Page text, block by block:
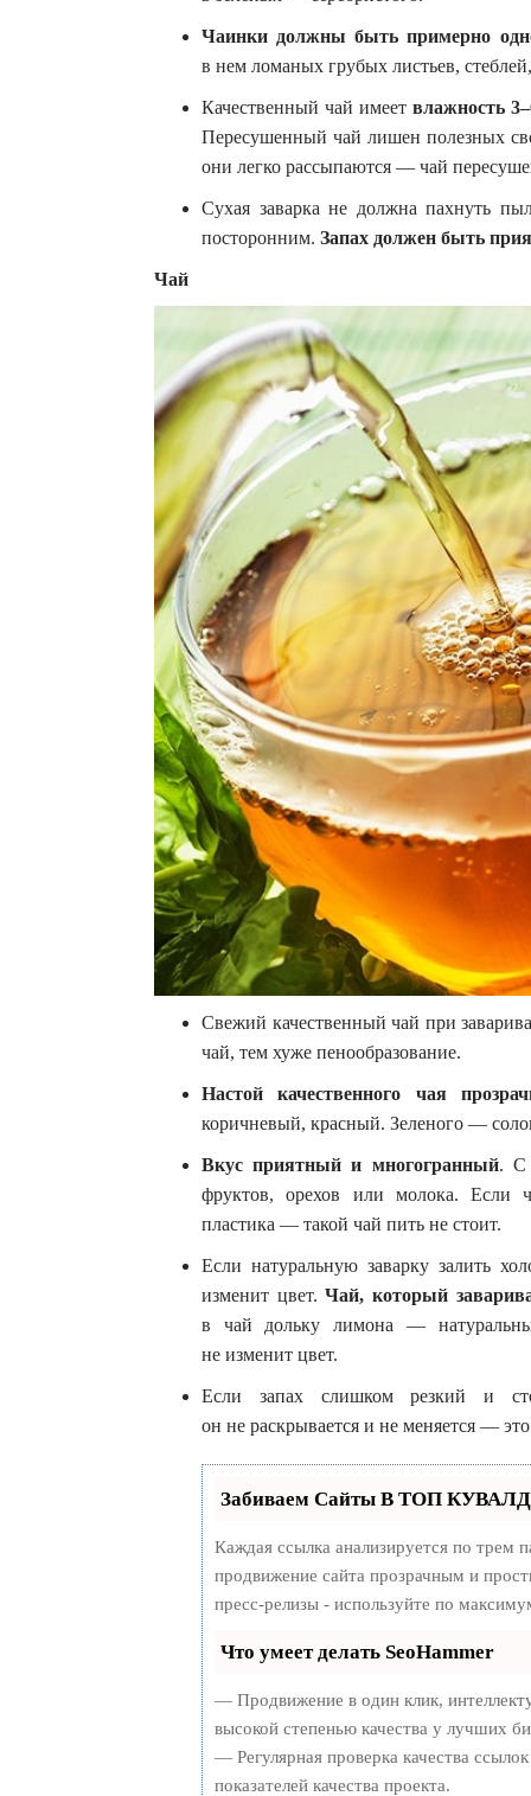
Чаинки должны быть примерно
в нем ломаных грубых листьев,
Качественный чай имеет влажность
Пересушенный чай лишен полезных
они легко рассыпаются — чай
Сухая заварка не должна пахнуть
посторонним. Запах должен быть
Чай
Свежий качественный чай при
чай, тем хуже пенообразование.
Настой качественного чая
коричневый, красный. Зеленого —
Вкус приятный и многогранный. С
фруктов, орехов или молока. Если
пластика — такой чай пить не стоит.
Если натуральную заварку залить
изменит цвет.Чай, который
в чай дольку лимона —
не изменит цвет.
Если запах слишком резкий и
он не раскрывается и не меняется —
Забиваем Сайты В ТОП
Каждая ссылка анализируется по трем
продвижение сайта прозрачным и
пресс-релизы - используйте по
Что умеет делать SeoHammer
— Продвижение в один клик,
высокой степенью качества у лучших
— Регулярная проверка качества
показателей качества проекта.